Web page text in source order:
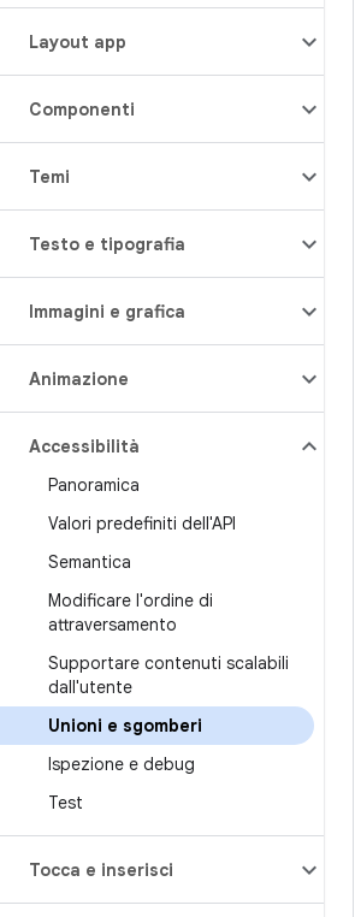
Layout app
Componenti
Temi
Testo e tipografia
Immagini e grafica
Animazione
Accessibilità
Panoramica
Valori predefiniti dell'API
Semantica
Modificare l'ordine di
attraversamento
Supportare contenuti scalabili
dall'utente
Unioni e sgomberi
Ispezione e debug
Test
Tocca e inserisci